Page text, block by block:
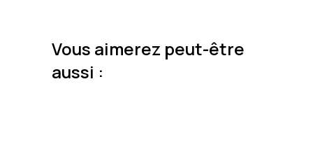
Vous aimerez peut-être
aussi :